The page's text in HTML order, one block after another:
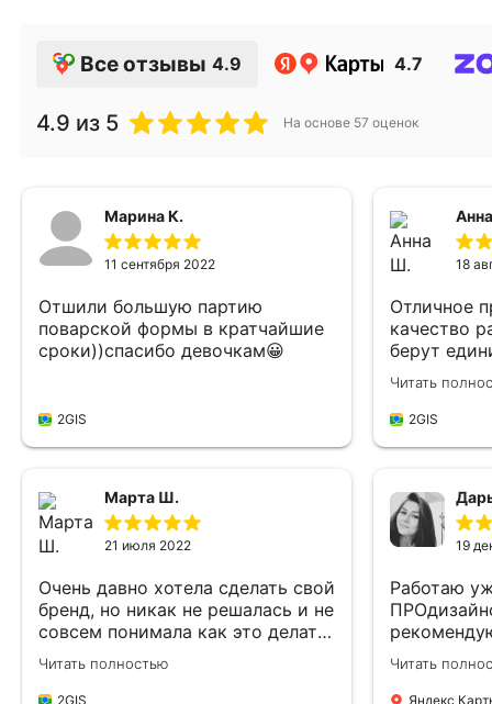
Все отзывы 4.9 4.7
4.9 из 5 На основе 57 оценок
Марина К.
11 сентября 2022
Отшили большую партию
поварской формы в кратчайшие
сроки))спасибо девочкам😀
2GIS
18
Отличное
качество
берут
вообще
Читать
2GIS
Марта Ш.
21 июля 2022
Очень давно хотела сделать свой
бренд, но никак не решалась и не
совсем понимала как это делать.
Наткнулась на Про Дизайн, у них
есть услуга разработки бренда с
нуля. Месяц назад запустила
Читать полностью
2GIS
19
Работаю
нарушают,
Всегда
Шью
Читать
Яндекс